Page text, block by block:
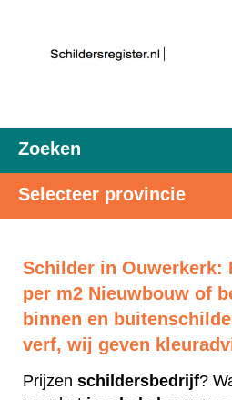
Zoeken
Selecteer provincie
Schilder in Ouwerkerk:
per m2 Nieuwbouw of
binnen en
verf, wij geven
Prijzen schildersbedrijf?